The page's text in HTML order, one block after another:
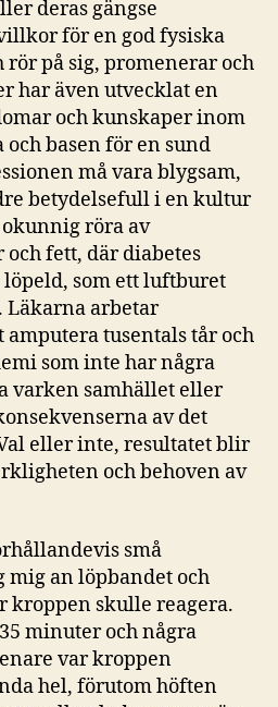
deras gängse
för en god fysiska
rör på sig, promenerar och
har även utvecklat en
och kunskaper inom
basen för en sund
må vara blygsam,
betydelsefull i en kultur
röra av
fett, där diabetes
löpeld, som ett luftburet
Läkarna arbetar
tusentals tår och
som inte har några
varken samhället eller
av det
eller inte, resultatet blir
och behoven av
små
mig an löpbandet och
kroppen skulle reagera.
minuter och några
var kroppen
hel, förutom höften